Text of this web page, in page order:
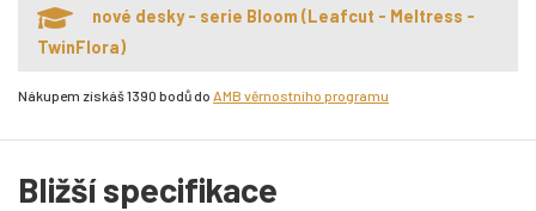
nové desky - serie Bloom (Leafcut - Meltress -
TwinFlora)
Nákupem získáš 1390 bodů do AMB věrnostního programu
Bližší specifikace